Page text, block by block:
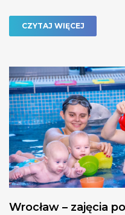
CZYTAJ WIĘCEJ
Wrocław – zajęcia